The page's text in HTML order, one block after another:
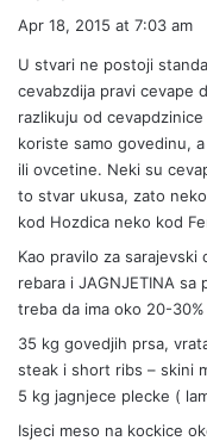
s
:
Apr 18, 2015 at 7:03 am
U stvari ne postoji
cevabzdija pravi cevape
razlikuju od
koriste samo govedinu,
ili ovcetine. Neki su
to stvar ukusa, zato
kod Hozdica neko kod
Kao pravilo za sarajevski
rebara i JAGNJETINA
treba da ima oko 20-
35 kg govedjih prsa,
steak i short ribs – skini
5 kg jagnjece plecke (
Isjeci meso na kockice